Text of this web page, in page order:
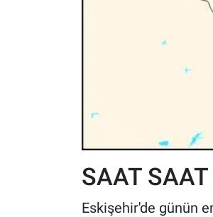
SAAT
Eskişehir'de günün